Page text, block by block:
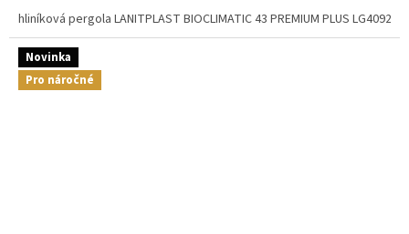
hliníková pergola LANITPLAST BIOCLIMATIC 43 PREMIUM PLUS LG4092
Novinka
Pro náročné